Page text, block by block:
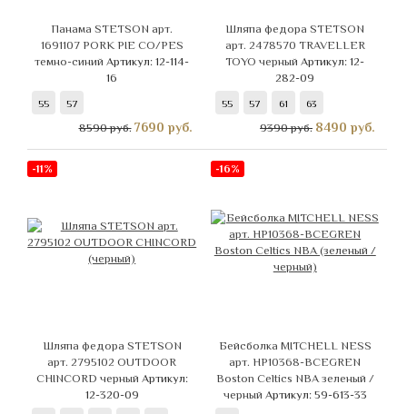
Панама STETSON арт.
1691107 PORK PIE CO/PES
темно-синийАртикул: 12-114-
16
55 57
8590 руб. 7690 руб.
Шляпа федора STETSON
арт. 2478570 TRAVELLER
TOYO черныйАртикул: 12-
282-09
55 57 61 63
9390 руб. 8490 руб.
-11%
Шляпа федора STETSON
арт. 2795102 OUTDOOR
CHINCORD черный Артикул:
12-320-09
-16%
Бейсболка MITCHELL NESS
арт. HP10368-BCEGREN
Boston Celtics NBA зеленый /
черный Артикул: 59-613-33